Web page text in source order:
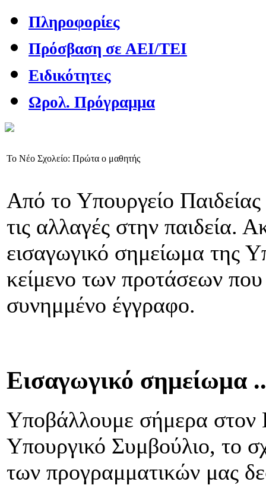
Πληροφορίες
Πρόσβαση σε ΑΕΙ/ΤΕΙ
Ειδικότητες
Ωρολ. Πρόγραμμα
To Νέο Σχολείο: Πρώτα ο μαθητής
Από το Υπουργείο
τις αλλαγές στην παιδεία.
εισαγωγικό σημείωμα της
κείμενο των προτάσεων
συνημμένο έγγραφο.
Εισαγωγικό σημείωμα
Υποβάλλουμε σήμερα στον
Υπουργικό Συμβούλιο, το
των προγραμματικών μας